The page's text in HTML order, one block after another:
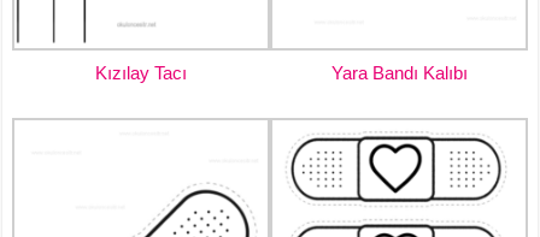
Kızılay Tacı Yara Bandı Kalıbı